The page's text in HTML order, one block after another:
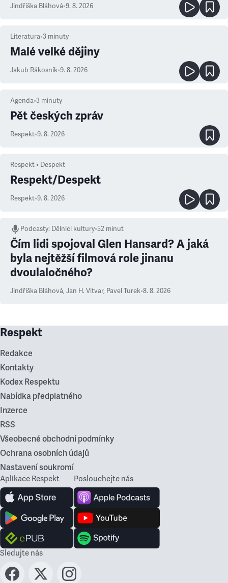
Jindřiška Bláhová•9. 8. 2026
Literatura•3 minuty
Malé velké dějiny
Jakub Rákosník•9. 8. 2026
Agenda•3 minuty
Pět českých zpráv
Respekt•9. 8. 2026
Respekt • Despekt
Respekt/Despekt
Respekt•9. 8. 2026
Podcasty: Dělníci kultury•52 minut
Čím lidi spojoval Glen Hansard? A jaká
byla nejtěžší filmová role jinanu
dvoulaločného?
Jindřiška Bláhová, Jan H. Vitvar, Pavel Turek•8. 8. 2026
Respekt
Redakce
Kontakty
Kodex Respektu
Nabídka předplatného
Inzerce
RSS
Všeobecné obchodní podmínky
Ochrana osobních údajů
Nastavení soukromí
Aplikace Respekt Poslouchejte nás
Sledujte nás